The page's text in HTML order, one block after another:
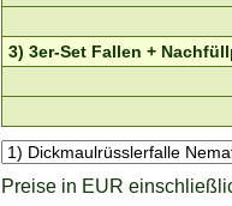
3) 3er-Set Fallen +
Preise in EUR